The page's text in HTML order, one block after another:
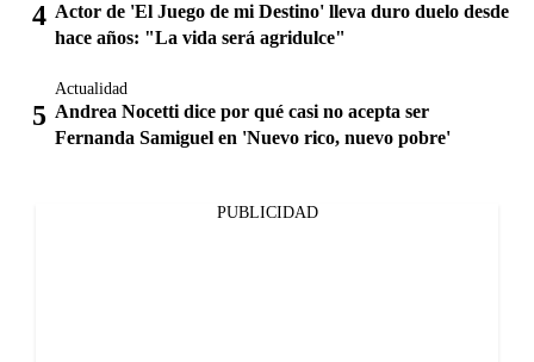
Actor de 'El Juego de mi Destino' lleva duro duelo desde
hace años: "La vida será agridulce"
Actualidad
Andrea Nocetti dice por qué casi no acepta ser
Fernanda Samiguel en 'Nuevo rico, nuevo pobre'
PUBLICIDAD